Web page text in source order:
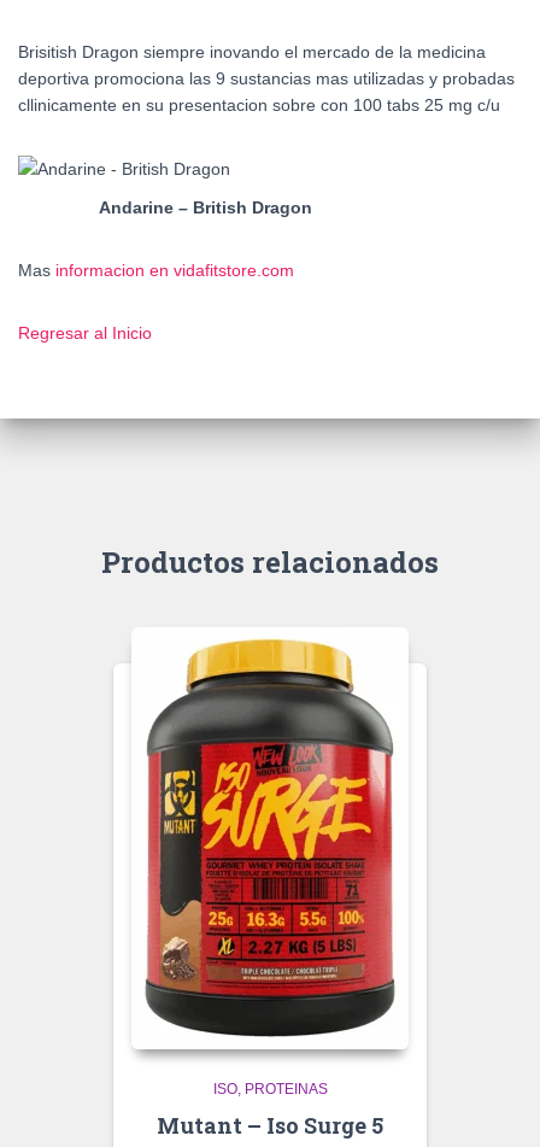
Brisitish Dragon siempre inovando el mercado de la medicina
deportiva promociona las 9 sustancias mas utilizadas y probadas
cllinicamente en su presentacion sobre con 100 tabs 25 mg c/u
Andarine – British Dragon
Mas informacion en vidafitstore.com
Regresar al Inicio
Productos relacionados
ISO PROTEINAS
Mutant – Iso Surge 5